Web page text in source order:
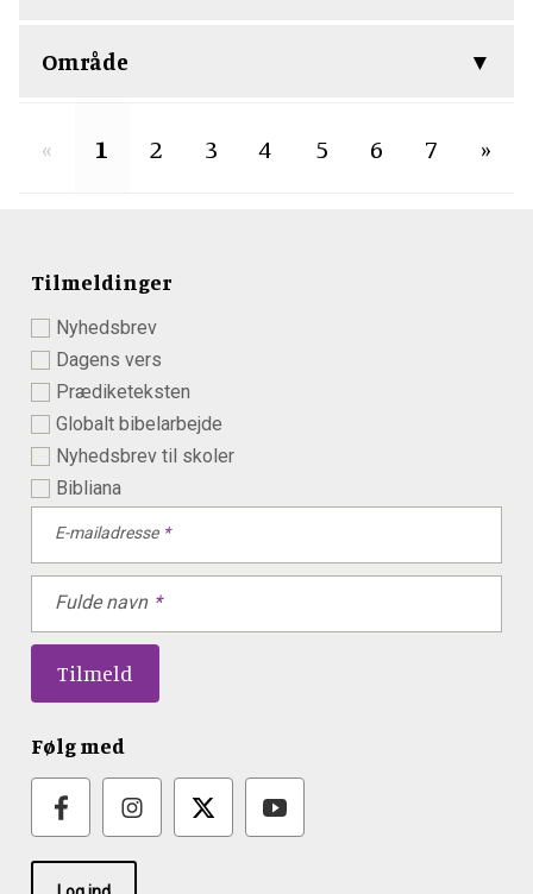
Område
« 1 2 3 4 5 6 7 »
Tilmeldinger
Nyhedsbrev
Dagens vers
Prædiketeksten
Globalt bibelarbejde
Nyhedsbrev til skoler
Bibliana
E-mailadresse
Fulde navn
Følg med